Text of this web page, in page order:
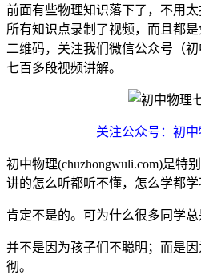
前面有些物理知识落下了，不用
所有知识点录制了视频，而且都
二维码，关注我们微信公众号（
七百多段视频讲解。
关注公众号：初
初中物理(chuzhongwuli.com)是特
讲的怎么听都听不懂，怎么学都学
肯定不是的。可为什么很多同学总
并不是因为孩子们不聪明；而是
彻。